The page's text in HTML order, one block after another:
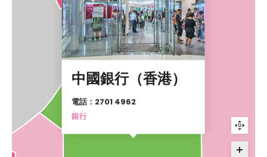
中國銀行（香港）
電話：2701 4962
銀行